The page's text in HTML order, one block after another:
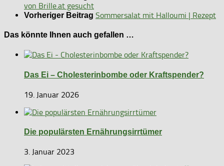
von Brille.at gesucht
Vorheriger Beitrag Sommersalat mit Halloumi | Rezept
Das könnte Ihnen auch gefallen …
Das Ei – Cholesterinbombe oder Kraftspender?
19. Januar 2026
Die populärsten Ernährungsirrtümer
3. Januar 2023